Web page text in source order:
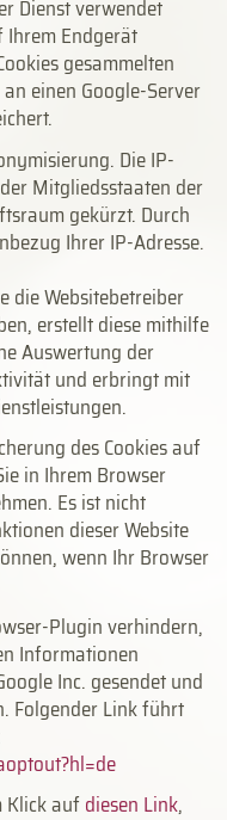
Dienst verwendet
Ihrem Endgerät
gesammelten
einen Google-Server
Die IP-
Mitgliedsstaaten der
gekürzt. Durch
Ihrer IP-Adresse.
die Websitebetreiber
erstellt diese mithilfe
Auswertung der
und erbringt mit
des Cookies auf
in Ihrem Browser
Es ist nicht
dieser Website
wenn Ihr Browser
Plugin verhindern,
Informationen
Inc. gesendet und
Folgender Link führt
Klick auf diesen Link,